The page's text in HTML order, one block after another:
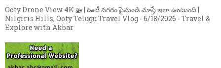
Ooty Drone View 4K 🚁 | ఊటీ నగరం పైనుండి చూస్తే ఇలా ఉంటుంది |
Nilgiris Hills, Ooty Telugu Travel Vlog - 6/18/2026 - Travel &
Explore with Akbar